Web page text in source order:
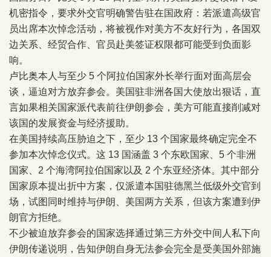
机密指令，要求外交官明确警告驻在国政府：若派遣高级官
员出席本次悼念活动，将被视作对美方不友好行为，各国双
边关系、经贸合作、官员赴美签证权限都可能受到负面影
响。
卢比奥本人与至少 5 个阿拉伯国家外长举行面对面高层会
谈，逼迫对方放弃参会。美国驻非洲各国大使放出狠话，直
言如果相关国家派代表前往伊朗参会，美方可能直接削减对
该国的发展资金与经济援助。
在美国持续高压胁迫之下，至少 13 个国家最终确定完全不
参加本次悼念仪式。这 13 国涵盖 3 个东欧国家、5 个非洲
国家、2 个海湾阿拉伯国家以及 2 个东亚经济体。其中部分
国家原本提出折中方案，仅派遣本国驻德黑兰低级外交官到
场，试图同时维持与伊朗、美国两方关系，但该方案遭到伊
朗官方拒绝。
不少被迫放弃参会的国家选择通过第三方外交中间人私下向
伊朗传递说明，告知伊朗自身无法参会完全是受美国外部施